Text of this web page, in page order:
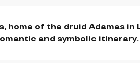
home of the druid Adamas in
and symbolic itinerary.